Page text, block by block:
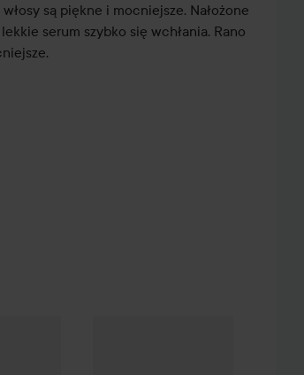
są piękne i mocniejsze. Nałożone
serum szybko się wchłania. Rano